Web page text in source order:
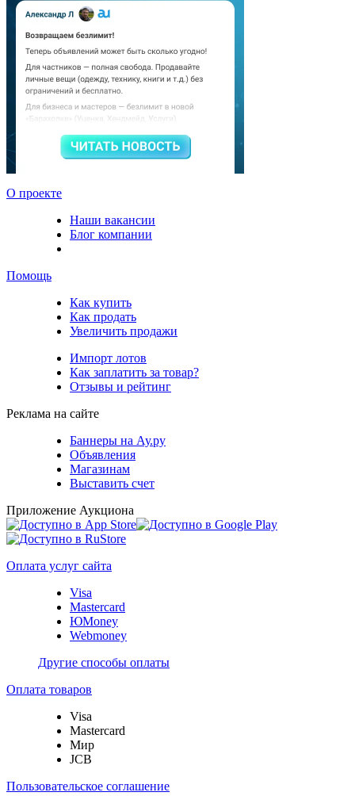
О проекте
Наши вакансии
Блог компании
Помощь
Как купить
Как продать
Увеличить продажи
Импорт лотов
Как заплатить за товар?
Отзывы и рейтинг
Реклама на сайте
Баннеры на Ау.ру
Объявления
Магазинам
Выставить счет
Приложение Аукциона
Оплата услуг сайта
Visa
Mastercard
ЮMoney
Webmoney
Другие способы оплаты
Оплата товаров
Visa
Mastercard
Мир
JCB
Пользовательское соглашение